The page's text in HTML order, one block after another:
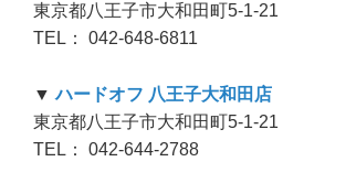
東京都八王子市大和田町5-1-21
TEL： 042-648-6811
▼ ハードオフ 八王子大和田店
東京都八王子市大和田町5-1-21
TEL： 042-644-2788